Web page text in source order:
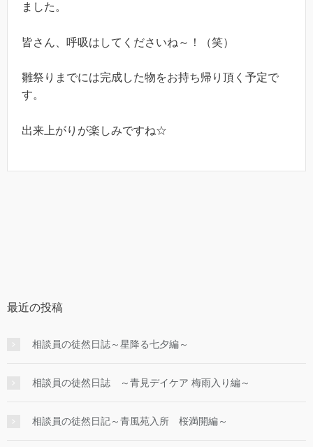
ました。
皆さん、呼吸はしてくださいね～！（笑）
雛祭りまでには完成した物をお持ち帰り頂く予定で
す。
出来上がりが楽しみですね☆
最近の投稿
相談員の徒然日誌～星降る七夕編～
相談員の徒然日誌 ～青見デイケア 梅雨入り編～
相談員の徒然日記～青風苑入所 桜満開編～